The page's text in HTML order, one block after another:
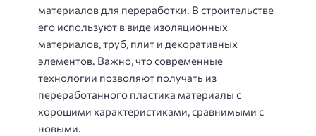
материалов для переработки. В строительстве
его используют в виде изоляционных
материалов, труб, плит и декоративных
элементов. Важно, что современные
технологии позволяют получать из
переработанного пластика материалы с
хорошими характеристиками, сравнимыми с
новыми.